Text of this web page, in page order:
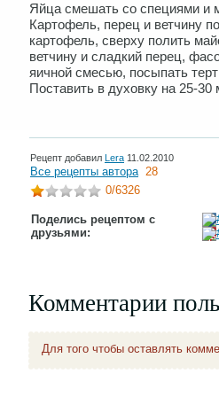
Яйца смешать со специями и
Картофель, перец и ветчину
картофель, сверху полить
ветчину и сладкий перец,
яичной смесью, посыпать
Поставить в духовку на 25-
Рецепт добавил Lera 11.02.2010
Все рецепты автора 28
0/6326
Поделись рецептом с
друзьями:
Комментарии
Для того чтобы оставлять